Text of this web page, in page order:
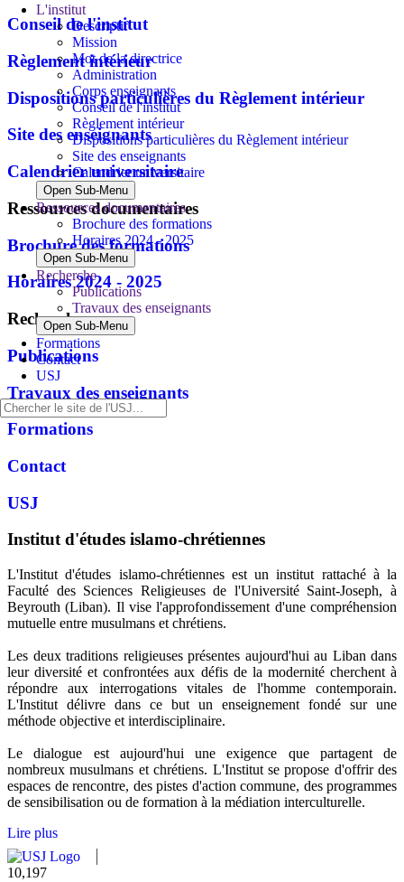
L'institut
Descriptif
Mission
Mot de la directrice
Administration
Corps enseignants
Conseil de l'institut
Règlement intérieur
Dispositions particulières du Règlement intérieur
Site des enseignants
Calendrier universitaire
Open Sub-Menu
Ressources documentaires
Brochure des formations
Horaires 2024 - 2025
Open Sub-Menu
Recherche
Publications
Travaux des enseignants
Open Sub-Menu
Formations
Contact
USJ
Conseil de l'institut
Règlement intérieur
Dispositions particulières du Règlement intérieur
Site des enseignants
Calendrier universitaire
Ressources documentaires
Brochure des formations
Horaires 2024 - 2025
Recherche
Publications
Travaux des enseignants
Formations
Contact
USJ
Institut d'études islamo-chrétiennes
L'Institut d'études islamo-chrétiennes est un institut rattaché à la
Faculté des Sciences Religieuses de l'Université Saint-Joseph, à
Beyrouth (Liban). Il vise l'approfondissement d'une compréhension
mutuelle entre musulmans et chrétiens.
Les deux traditions religieuses présentes aujourd'hui au Liban dans
leur diversité et confrontées aux défis de la modernité cherchent à
répondre aux interrogations vitales de l'homme contemporain.
L'Institut délivre dans ce but un enseignement fondé sur une
méthode objective et interdisciplinaire.
Le dialogue est aujourd'hui une exigence que partagent de
nombreux musulmans et chrétiens. L'Institut se propose d'offrir des
espaces de rencontre, des pistes d'action commune, des programmes
de sensibilisation ou de formation à la médiation interculturelle.
Lire plus
10,815